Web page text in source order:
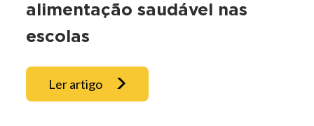
alimentação saudável nas
escolas
Ler artigo